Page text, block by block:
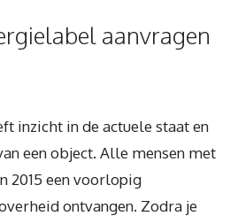
aanvragen
inzicht in de actuele staat en
een object. Alle mensen met
2015 een voorlopig
ontvangen. Zodra je